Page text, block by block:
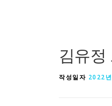
김유정
작성일자 2022